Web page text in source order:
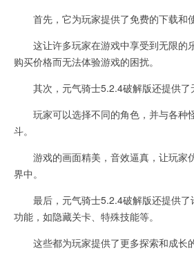
首先，它为玩家提供了免费的下载和使
这让许多玩家在游戏中享受到无限的
购买价格而无法体验游戏的困扰。
其次，元气骑士5.2.4破解版还提供了
玩家可以选择不同的角色，并与各种
斗。
游戏的画面精美，音效逼真，让玩家
界中。
最后，元气骑士5.2.4破解版还提供了
功能，如隐藏关卡、特殊技能等。
这些都为玩家提供了更多探索和成长的